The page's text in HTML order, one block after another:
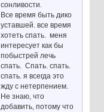
сонливости.
Все время быть дико
уставшей. все время
хотеть спать. меня
интересует как бы
побыстрей лечь
спать. Спать. спать.
спать. я всегда это
жду с нетерпением.
Не знаю, что
добавить, потому что